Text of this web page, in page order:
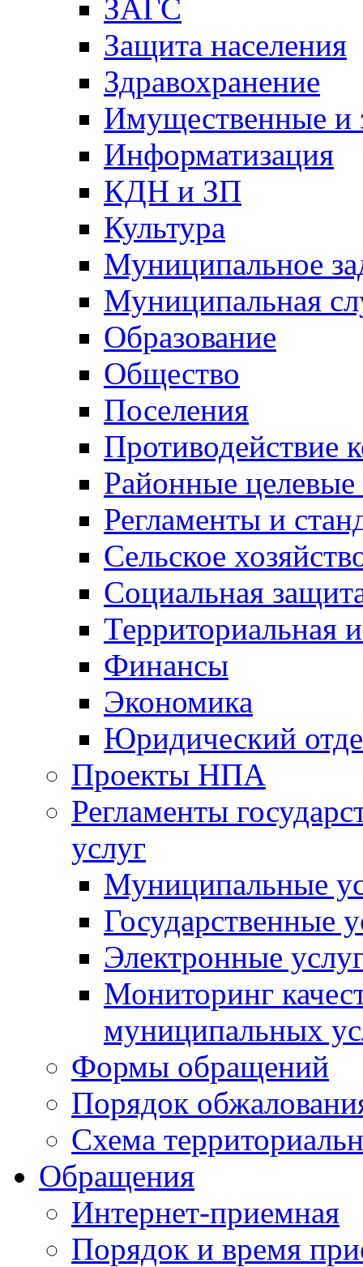
ЗАГС
Защита населения
Здравохранение
Имущественные и
Информатизация
КДН и ЗП
Культура
Муниципальное
Муниципальная
Образование
Общество
Поселения
Противодействие
Районные
Регламенты и
Сельское
Социальная
Территориальная
Финансы
Экономика
Юридический
Проекты НПА
Регламенты
услуг
Муниципальные
Государственные
Электронные
Мониторинг
муниципальных
Формы обращений
Порядок
Схема
Обращения
Интернет-приемная
Порядок и время